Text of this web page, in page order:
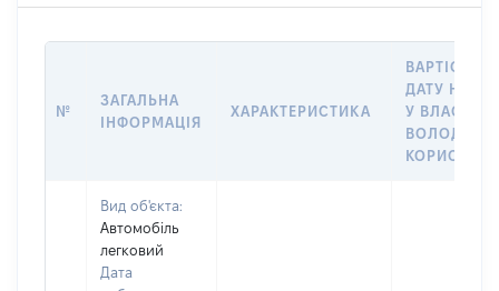
№
ЗАГАЛЬНА
ІНФОРМАЦІЯ
ХАРАКТЕРИСТИКА
ВАРТІСТЬ
ДАТУ
У
Вид об'єкта:
Автомобіль
легковий
Дата